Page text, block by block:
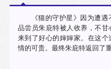
《猫的守护星》因为遭
品尝员朱庇特被人收养，不
来到了好心的婶婶家。在这
情的可贵。最终朱庇特返回了